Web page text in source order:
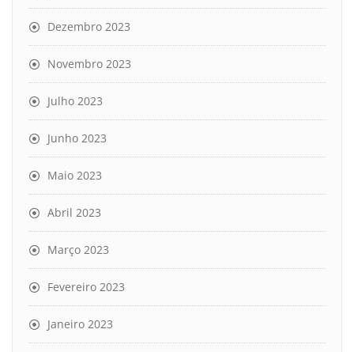
Dezembro 2023
Novembro 2023
Julho 2023
Junho 2023
Maio 2023
Abril 2023
Março 2023
Fevereiro 2023
Janeiro 2023